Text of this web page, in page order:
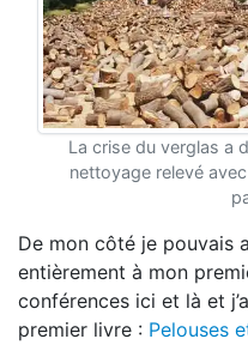
La crise du verglas a
nettoyage relevé
De mon côté je pouvais
entièrement à mon
conférences ici et là et
premier livre : Pelouses